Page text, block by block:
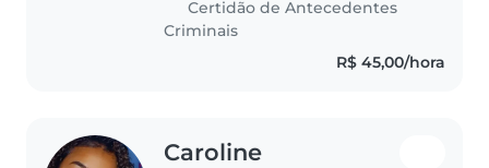
professora pelo Curso Normal –..
Certidão de Antecedentes
Criminais
R$ 45,00/hora
Caroline